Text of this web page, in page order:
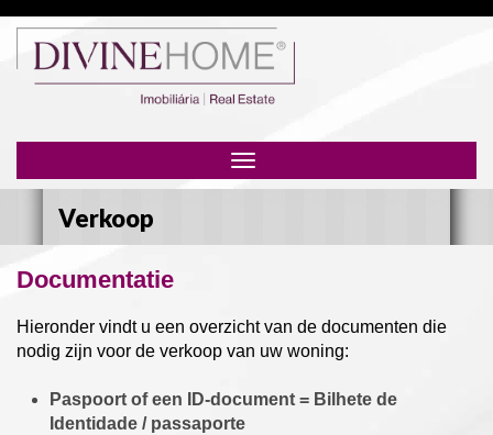
navigation
Verkoop
Documentatie
Hieronder vindt u een overzicht van de documenten die
nodig zijn voor de verkoop van uw woning:
Paspoort of een ID-document = Bilhete de
Identidade / passaporte